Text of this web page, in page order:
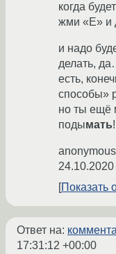
когда
жми «E» и
и надо
делать,
есть,
способы»
но ты ещё
подымать!
anonymous
Показать
Ответ на:
17:31:12 +00:00